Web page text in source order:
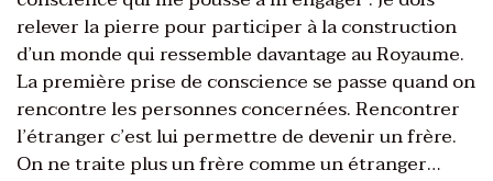
relever la pierre pour participer à la construction
d’un monde qui ressemble davantage au Royaume.
La première prise de conscience se passe quand on
rencontre les personnes concernées. Rencontrer
l’étranger c’est lui permettre de devenir un frère.
On ne traite plus un frère comme un étranger…